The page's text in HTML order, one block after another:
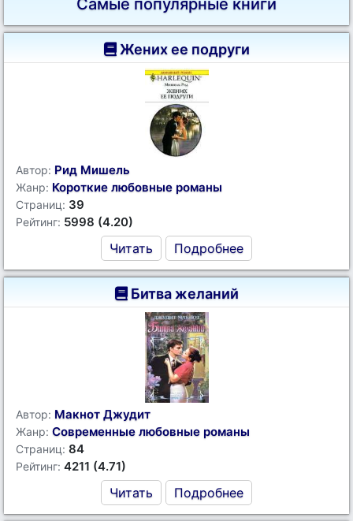
Самые популярные книги
Жених ее подруги
Автор: Рид Мишель
Жанр: Короткие любовные романы
Страниц: 39
Рейтинг: 5998 (4.20)
Читать Подробнее
Битва желаний
Автор: Макнот Джудит
Жанр: Современные любовные романы
Страниц: 84
Рейтинг: 4211 (4.71)
Читать Подробнее